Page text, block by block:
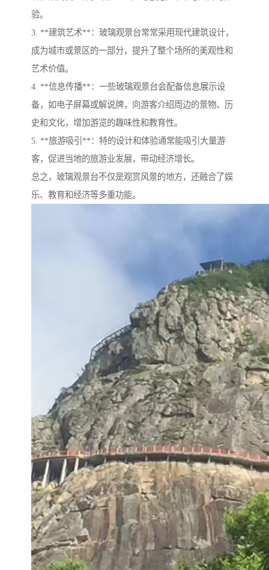
验。
3. **建筑艺术**：玻璃观景台常常采用现代建筑设计，
成为城市或景区的一部分，提升了整个场所的美观性和
艺术价值。
4. **信息传播**：一些玻璃观景台会配备信息展示设
备，如电子屏幕或解说牌，向游客介绍周边的景物、历
史和文化，增加游览的趣味性和教育性。
5. **旅游吸引**：特的设计和体验通常能吸引大量游
客，促进当地的旅游业发展，带动经济增长。
总之，玻璃观景台不仅是观赏风景的地方，还融合了娱
乐、教育和经济等多重功能。